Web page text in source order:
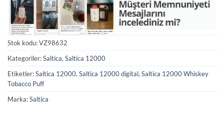
Stok kodu:VZ98632
Kategoriler:Saltica, Saltica 12000
Etiketler:Saltica 12000, Saltica 12000 digital, Saltica 12000 Whiskey
Tobacco Puff
Marka:Saltica